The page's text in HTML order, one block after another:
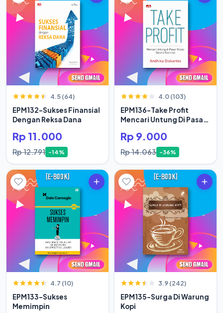
4.5 (64)
EPM132-Sukses Finansial
Dengan Reksa Dana
Rp 11.000
Rp 12.791 -14%
4.0 (103)
EPM136-Take Profit
Mencari Untung Di Pasar
Rp 9.000
Rp 14.063 -36%
4.7 (10)
EPM133-Sukses
Memimpin
3.9 (242)
EPM135-Surga Di Warung
Kopi